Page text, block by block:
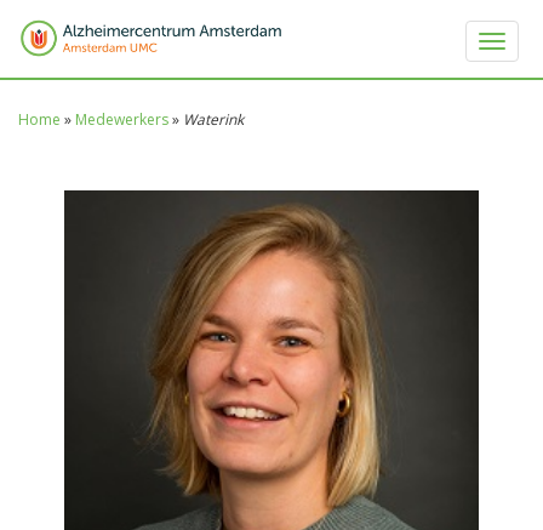
Toggle
Home » Medewerkers» Waterink